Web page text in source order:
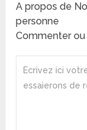
A propos de
personne
Commenter